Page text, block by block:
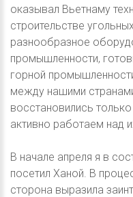
оказывал Вьетнаму
строительстве
разнообразное
промышленности,
горной
между нашими
восстановились
активно работаем над
В начале апреля я в
посетил Ханой. В
сторона выразила